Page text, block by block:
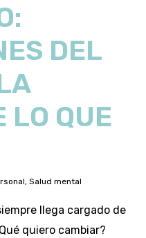
DEL
LO QUE
, Salud mental
llega cargado de
quiero cambiar?